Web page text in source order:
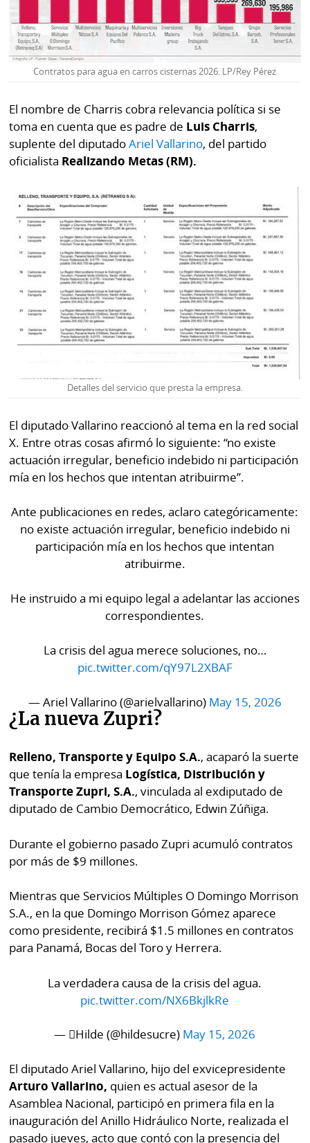
Contratos para agua en carros cisternas 2026. LP/Rey Pérez
El nombre de Charris cobra relevancia política si se
toma en cuenta que es padre de Luis Charris,
suplente del diputadoAriel Vallarino, del partido
oficialista Realizando Metas (RM).
Detalles del servicio que presta la empresa.
El diputado Vallarino reaccionó al tema en la red social
X. Entre otras cosas afirmó lo siguiente: “no existe
actuación irregular, beneficio indebido ni participación
mía en los hechos que intentan atribuirme”.
Ante publicaciones en redes, aclaro categóricamente:
no existe actuación irregular, beneficio indebido ni
participación mía en los hechos que intentan
atribuirme.
He instruido a mi equipo legal a adelantar las acciones
correspondientes.
La crisis del agua merece soluciones, no…
pic.twitter.com/qY97L2XBAF
— Ariel Vallarino (@arielvallarino) May 15, 2026
¿La nueva Zupri?
Relleno, Transporte y Equipo S.A., acaparó la suerte
que tenía la empresa Logística, Distribución y
Transporte Zupri, S.A., vinculada al exdiputado de
diputado de Cambio Democrático, Edwin Zúñiga.
Durante el gobierno pasado Zupri acumuló contratos
por más de $9 millones.
Mientras que Servicios Múltiples O Domingo Morrison
S.A., en la que Domingo Morrison Gómez aparece
como presidente, recibirá $1.5 millones en contratos
para Panamá, Bocas del Toro y Herrera.
La verdadera causa de la crisis del agua.
pic.twitter.com/NX6BkjlkRe
— Hilde (@hildesucre) May 15, 2026
El diputado Ariel Vallarino, hijo del exvicepresidente
Arturo Vallarino, quien es actual asesor de la
Asamblea Nacional, participó en primera fila en la
inauguración del Anillo Hidráulico Norte, realizada el
pasado jueves, acto que contó con la presencia del